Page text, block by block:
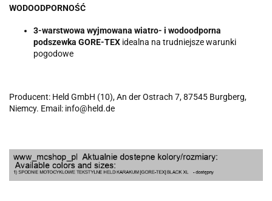
WODOODPORNOŚĆ
3-warstwowa wyjmowana wiatro- i wodoodporna
podszewka GORE-TEX idealna na trudniejsze warunki
pogodowe
Producent: Held GmbH (10), An der Ostrach 7, 87545 Burgberg,
Niemcy. Email: info@held.de